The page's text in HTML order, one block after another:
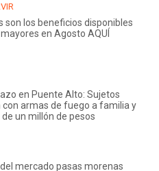
son los beneficios disponibles
en Agosto AQUÍ
en Puente Alto: Sujetos
armas de fuego a familia y
un millón de pesos
mercado pasas morenas